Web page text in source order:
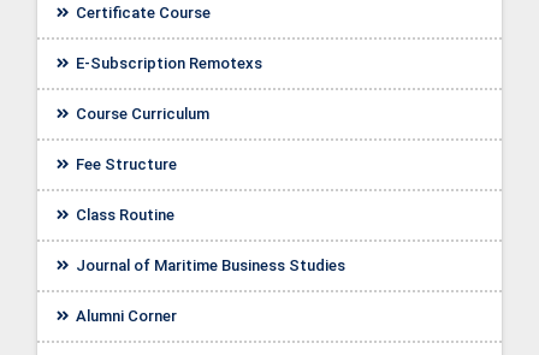
Certificate Course
E-Subscription Remotexs
Course Curriculum
Fee Structure
Class Routine
Journal of Maritime Business Studies
Alumni Corner